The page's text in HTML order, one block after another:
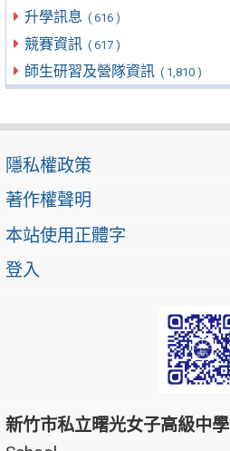
升學訊息 ( 616 )
競賽資訊 ( 617 )
師生研習及營隊資訊 ( 1,810 )
隱私權政策
著作權聲明
本站使用正體字
登入
新竹市私立曙光女子高級中學